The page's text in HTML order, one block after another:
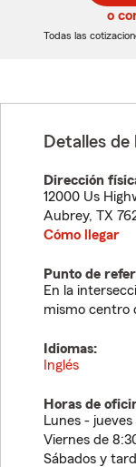
5
5
o
Todas las
Detalles de
Dirección
12000 Us
Aubrey, TX
Cómo llegar
Punto de
En la
mismo centro
Idiomas:
Inglés
Horas de
Lunes -
Viernes de
Sábados y